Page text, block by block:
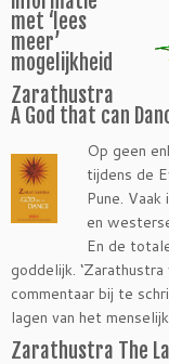
met ‘lees
meer’
mogelijkheid
Zarathustra
A God that can
Op geen
tijdens de
Pune.
en
En de
goddelijk.
commentaar bij te
lagen van het
Zarathustra The